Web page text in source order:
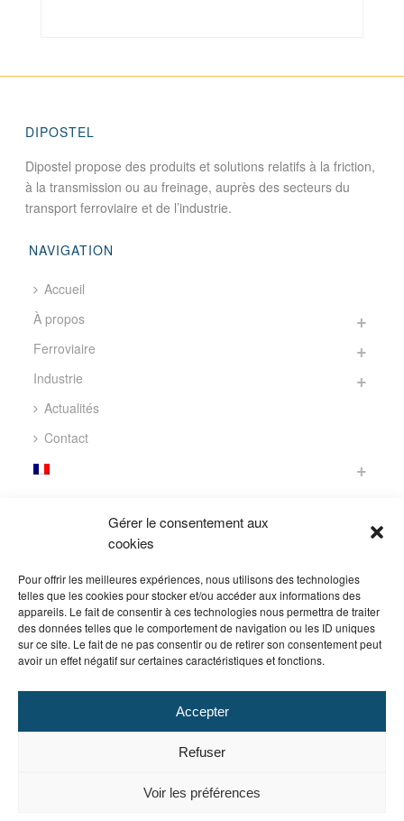
Gérer le consentement aux
cookies
Pour offrir les meilleures expériences, nous utilisons des technologies
telles que les cookies pour stocker et/ou accéder aux informations des
appareils. Le fait de consentir à ces technologies nous permettra de traiter
des données telles que le comportement de navigation ou les ID uniques
sur ce site. Le fait de ne pas consentir ou de retirer son consentement peut
avoir un effet négatif sur certaines caractéristiques et fonctions.
Accepter
Refuser
Voir les préférences
DIPOSTEL
Dipostel propose des produits et solutions relatifs à la friction,
à la transmission ou au freinage, auprès des secteurs du
transport ferroviaire et de l’industrie.
NAVIGATION
Accueil
À propos
Ferroviaire
Industrie
Actualités
Contact
305 Avenue de la Marjolaine
FRANCE
tél. : +33 (0)4 67 72 02 22
fax : +33 (0)4 99 23 04 07
email :info@dipostel.com